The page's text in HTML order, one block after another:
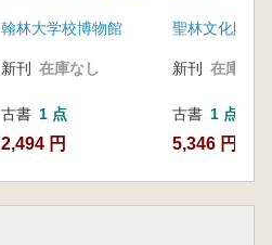
洞循環道路区間文化
翰林大学校博物館
新刊 在庫なし
古書 1 点
2,494 円
聖林文化財研
新刊 在庫なし
古書 1 点
5,346 円